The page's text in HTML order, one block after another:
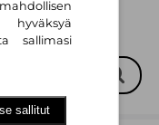
hyväksyä
sallimasi
sallitut